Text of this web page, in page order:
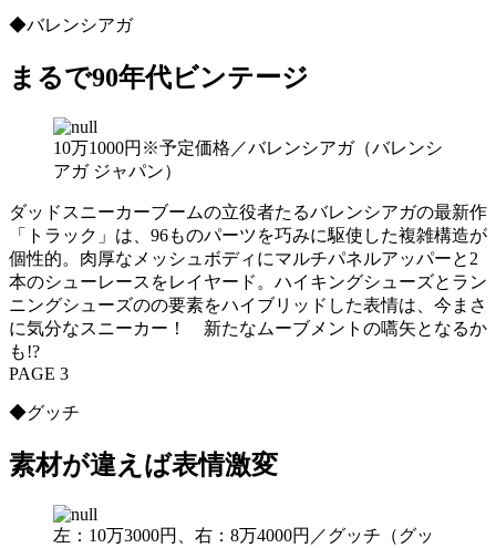
◆バレンシアガ
まるで90年代ビンテージ
10万1000円※予定価格／バレンシアガ（バレンシ
アガ ジャパン）
ダッドスニーカーブームの立役者たるバレンシアガの最新作
「トラック」は、96ものパーツを巧みに駆使した複雑構造が
個性的。肉厚なメッシュボディにマルチパネルアッパーと2
本のシューレースをレイヤード。ハイキングシューズとラン
ニングシューズのの要素をハイブリッドした表情は、今まさ
に気分なスニーカー！ 新たなムーブメントの嚆矢となるか
も!?
PAGE 3
◆グッチ
素材が違えば表情激変
左：10万3000円、右：8万4000円／グッチ（グッ